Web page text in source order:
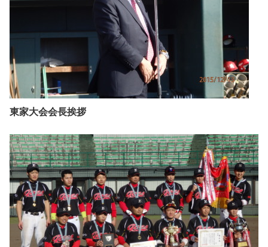
東家大会会長挨拶